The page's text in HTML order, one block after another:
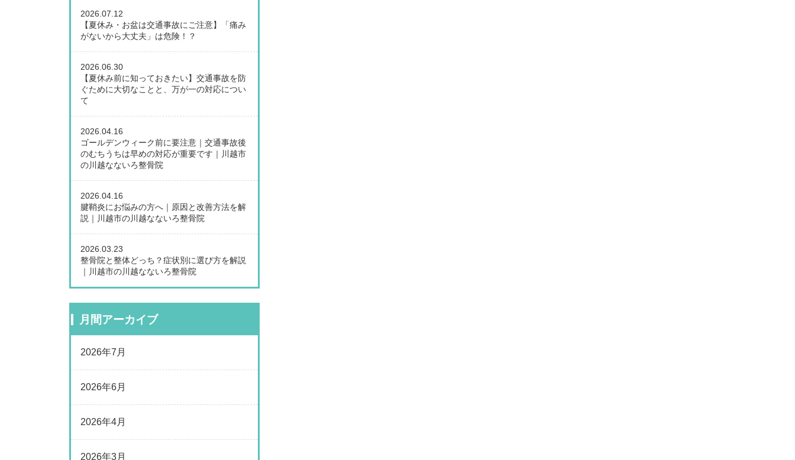
2026.07.12
【夏休み・お盆は交通事故にご注意】「痛み
がないから大丈夫」は危険！？
2026.06.30
【夏休み前に知っておきたい】交通事故を防
ぐために大切なことと、万が一の対応につい
て
2026.04.16
ゴールデンウィーク前に要注意｜交通事故後
のむちうちは早めの対応が重要です｜川越市
の川越なないろ整骨院
2026.04.16
腱鞘炎にお悩みの方へ｜原因と改善方法を解
説｜川越市の川越なないろ整骨院
2026.03.23
整骨院と整体どっち？症状別に選び方を解説
｜川越市の川越なないろ整骨院
月間アーカイブ
2026年7月
2026年6月
2026年4月
2026年3月